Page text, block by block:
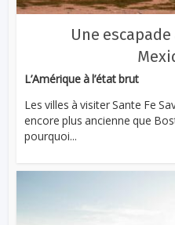
Une
L’Amérique à l’état brut
Les villes à visiter Sante Fe
encore plus ancienne que
pourquoi...